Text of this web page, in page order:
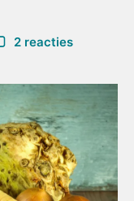
2 reacties